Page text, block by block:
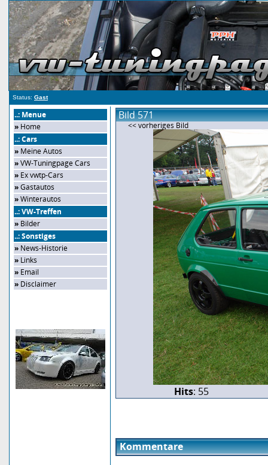
Status: Gast
..: Menue
» Home
..: Cars
» Meine Autos
»VW-Tuningpage Cars
» Ex vwtp-Cars
»Gastautos
»Winterautos
..: VW-Treffen
» Bilder
..: Sonstiges
» News-Historie
» Links
» Email
» Disclaimer
Bild 571
<< vorheriges Bild
Hits: 55
Kommentare